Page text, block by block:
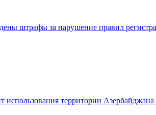
штрафы за нарушение правил
использования территории Азербайджана